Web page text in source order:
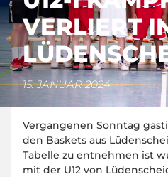
VERLIERT
15. JANUAR 2024
Vergangenen Sonntag
den Baskets aus
Tabelle zu entnehmen ist
mit der U12 von